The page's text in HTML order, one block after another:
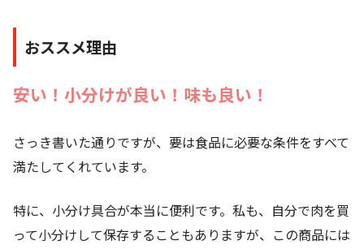
おススメ理由
安い！小分けが良い！味も良い！
さっき書いた通りですが、要は食品に必要な条件をすべて
満たしてくれています。
特に、小分け具合が本当に便利です。私も、自分で肉を買
って小分けして保存することもありますが、この商品には